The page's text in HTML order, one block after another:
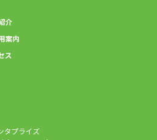
介
案内
ス
タプライズ